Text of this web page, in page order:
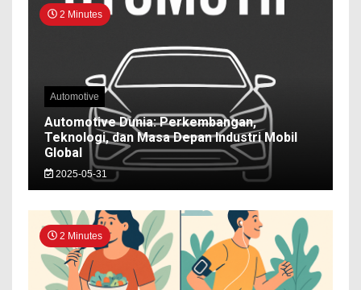
2 Minutes
Automotive
Automotive Dunia: Perkembangan,
Teknologi, dan Masa Depan Industri Mobil
Global
2025-05-31
2 Minutes